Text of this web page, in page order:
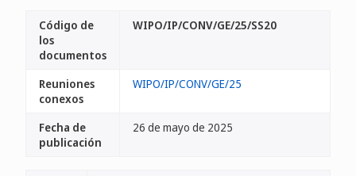
Código de
los
documentos
WIPO/IP/CONV/GE/25/SS20
Reuniones
conexos
WIPO/IP/CONV/GE/25
Fecha de
publicación
26 de mayo de 2025